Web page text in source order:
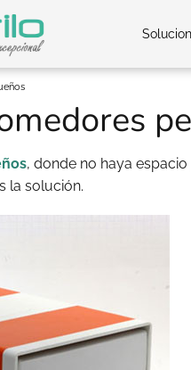
, donde no haya
la solución.